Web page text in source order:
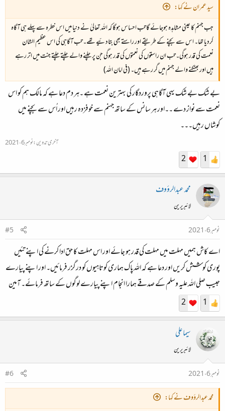
سید عمران نے کہا:
جب جہنم کا عینی مشاہدہ ہوجائے گا تب احساس ہوگا کہ اللہ تعالیٰ نے دنیا میں اس خطرہ سے پہلے ہی آگاہ
کردیا تھا۔ اس سے بچنے کے طریقے اور راستے بھی بتادئیے تھے۔ تب آگاہی کی اس عظیم الشان
نعمت کی قدر ہوگی۔ تب ان راستوں کی نعمتوں کی قدر ہوگی جن پر چلنے والے چلتے چلتے جنت میں اتر رہے
ہیں اور بھٹکنے والے جہنم میں گر رہے ہیں۔ (فی امان اللہ)
بے شک بے شک یہی آگاہی پروردگار کی بہترین نعمت ہے ۔ہر دم دعا ہے کہ مالک ہم کو اس
نعمت سے نواز دے ۔۔اور ہر سانس کے ساتھ جہنم سے خوفزدہ رہیں اور اُس سے بچنے میں
کوشاں رہیں۔۔۔
آخری تدوین:نومبر 6، 2021
1
2
محمد عبدالرؤوف
لائبریرین
نومبر 6، 2021
#5
اے کاش ہمیں مہلت میں مہلت کی قدر ہو جائے اور اس مہلت کا حق ادا کرنے کی اپنے تئیں
پوری کوشش کریں اور دعا ہے کہ اللہ پاک ہماری کوتاہیوں کو درگزر فرمائیں۔ اور اپنے پیارے
حبیب صلی اللہ علیہ وسلم کے صدقے ہمارا انجام اپنے پیارے لوگوں کے ساتھ فرمائے۔ آمین
1
2
سیما علی
لائبریرین
نومبر 6، 2021
#6
محمد عبدالرؤوف نے کہا: